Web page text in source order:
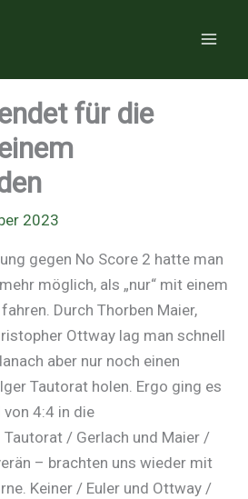
für die
2023
gegen No Score 2 hatte man
möglich, als „nur“ mit einem
Durch Thorben Maier,
Ottway lag man schnell
aber nur noch einen
Tautorat holen. Ergo ging es
4:4 in die
Tautorat / Gerlach und Maier /
– brachten uns wieder mit
Keiner / Euler und Ottway /